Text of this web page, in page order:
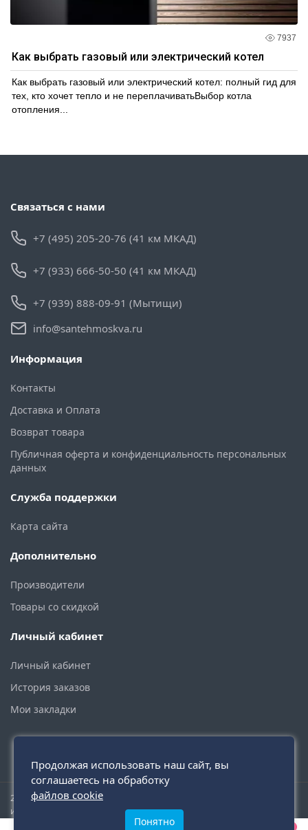
0
7937
Как выбрать газовый или электрический котел
Как выбрать газовый или электрический котел: полный гид для
тех, кто хочет тепло и не переплачиватьВыбор котла
отопления...
Связаться с нами
+7 (495) 205-20-76 (41 км МКАД)
+7 (933) 666-50-50 (41 км МКАД)
+7 (939) 888-09-91 (Мытищи)
info@santehmoskva.ru
Информация
Контакты
Доставка и Оплата
Возврат товара
Публичная оферта и конфиденциальность персональных
данных
Служба поддержки
Карта сайта
Дополнительно
Производители
Товары со скидкой
Личный кабинет
Личный кабинет
История заказов
Мои закладки
2015 - 2026 © santehmoskva.ru — интернет-магазин сантехники
инженерной и бытовой.
Продолжая использовать наш сайт, вы
соглашаетесь на обработку
файлов cookie
Понятно